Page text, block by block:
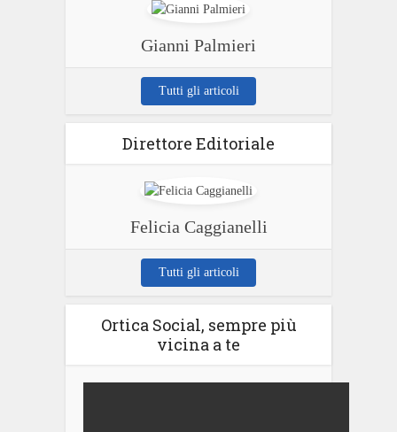
Gianni Palmieri
Tutti gli articoli
Direttore Editoriale
Felicia Caggianelli
Tutti gli articoli
Ortica Social, sempre più
vicina a te